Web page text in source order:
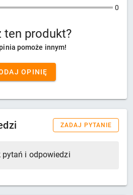
0
ten produkt?
pomoże innym!
OPINIĘ
ZADAJ PYTANIE
pytań i odpowiedzi